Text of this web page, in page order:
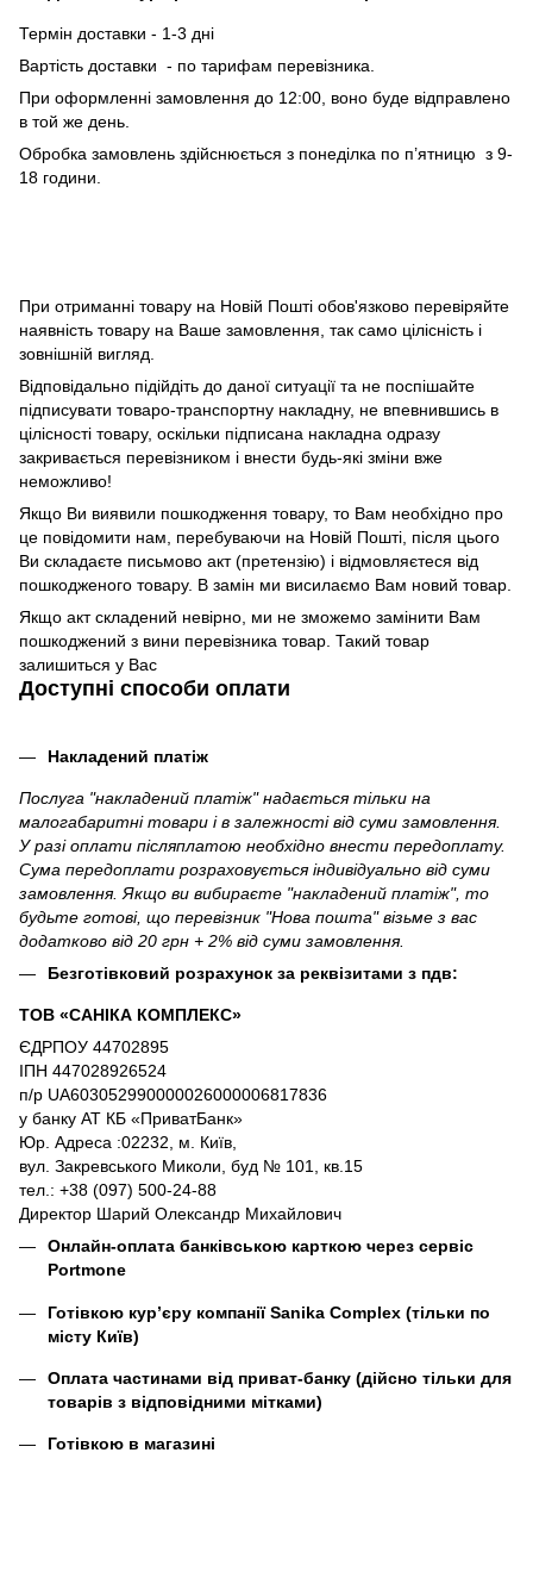
Термін доставки - 1-3 дні
Вартість доставки - по тарифам перевізника.
При оформленні замовлення до 12:00, воно буде відправлено
в той же день.
Обробка замовлень здійснюється з понеділка по п’ятницю з 9-
18 години.
При отриманні товару на Новій Пошті обов'язково перевіряйте
наявність товару на Ваше замовлення, так само цілісність і
зовнішній вигляд.
Відповідально підійдіть до даної ситуації та не поспішайте
підписувати товаро-транспортну накладну, не впевнившись в
цілісності товару, оскільки підписана накладна одразу
закривається перевізником і внести будь-які зміни вже
неможливо!
Якщо Ви виявили пошкодження товару, то Вам необхідно про
це повідомити нам, перебуваючи на Новій Пошті, після цього
Ви складаєте письмово акт (претензію) і відмовляєтеся від
пошкодженого товару. В замін ми висилаємо Вам новий товар.
Якщо акт складений невірно, ми не зможемо замінити Вам
пошкоджений з вини перевізника товар. Такий товар
залишиться у Вас
Доступні способи оплати
Накладений платіж
Послуга "накладений платіж" надається тільки на
малогабаритні товари і в залежності від суми замовлення.
У разі оплати післяплатою необхідно внести передоплату.
Сума передоплати розраховується індивідуально від суми
замовлення. Якщо ви вибираєте "накладений платіж", то
будьте готові, що перевізник "Нова пошта" візьме з вас
додатково від 20 грн + 2% від суми замовлення.
Безготівковий розрахунок за реквізитами з пдв:
ТОВ «САНІКА КОМПЛЕКС»
ЄДРПОУ 44702895
ІПН 447028926524
п/р UA603052990000026000006817836
у банку АТ КБ «ПриватБанк»
Юр. Адреса :02232, м. Київ,
вул. Закревського Миколи, буд № 101, кв.15
тел.: +38 (097) 500-24-88
Директор Шарий Олександр Михайлович
Онлайн-оплата банківською карткою через сервіс
Portmone
Готівкою кур’єру компаніїSanika Complex (тільки по
місту Київ)
Оплата частинами від приват-банку (дійсно тільки для
товарів з відповідними мітками)
Готівкою в магазині